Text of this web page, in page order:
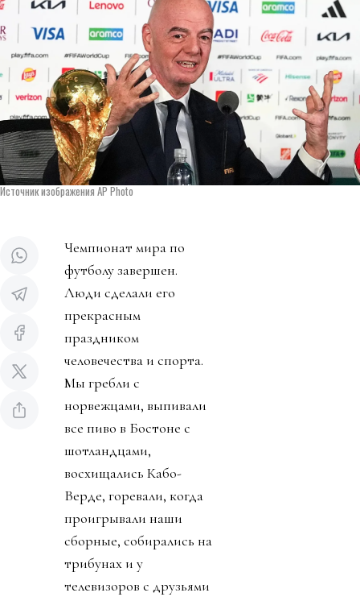
Источник изображения AP Photo
Чемпионат мира по
футболу завершен.
Люди сделали его
прекрасным
праздником
человечества и спорта.
Мы гребли с
норвежцами, выпивали
все пиво в Бостоне с
шотландцами,
восхищались Кабо-
Верде, горевали, когда
проигрывали наши
сборные, собирались на
трибунах и у
телевизоров с друзьями